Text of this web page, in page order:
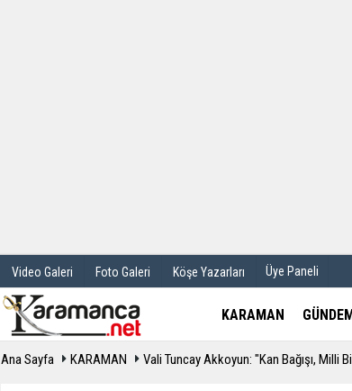
Video Galeri Foto Galeri Köşe Yazarları Üye Paneli
KARAMAN
Ana Sayfa KARAMAN Vali Tuncay Akkoyun: "Kan Bağışı, Milli